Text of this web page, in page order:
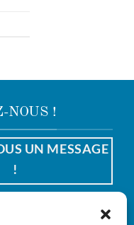
NOUS !
UN MESSAGE
!
!